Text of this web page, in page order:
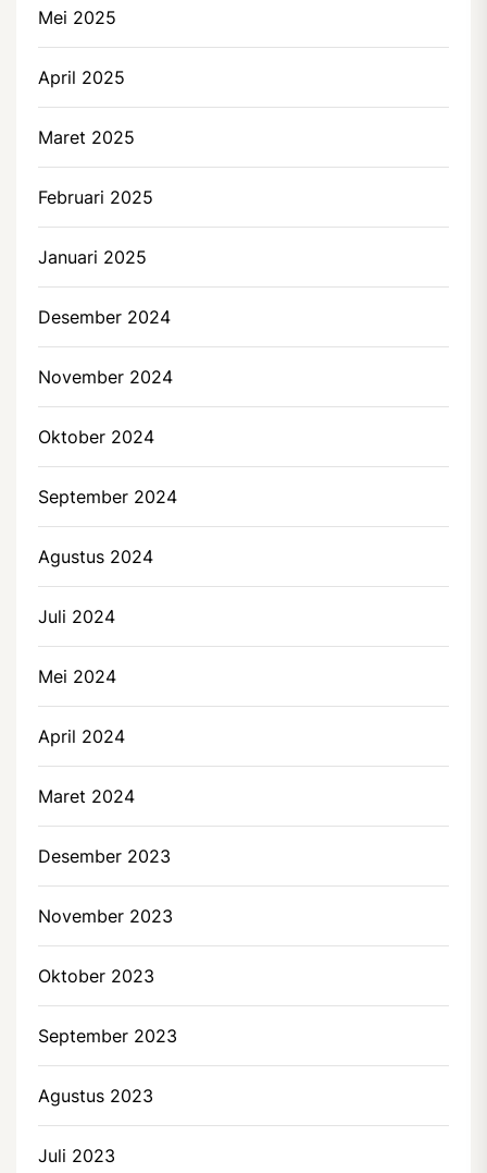
Mei 2025
April 2025
Maret 2025
Februari 2025
Januari 2025
Desember 2024
November 2024
Oktober 2024
September 2024
Agustus 2024
Juli 2024
Mei 2024
April 2024
Maret 2024
Desember 2023
November 2023
Oktober 2023
September 2023
Agustus 2023
Juli 2023